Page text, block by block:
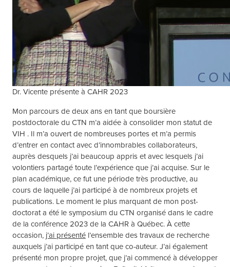
Dr. Vicente présente à CAHR 2023
Mon parcours de deux ans en tant que boursière
postdoctorale du CTN m’a aidée à consolider mon statut de
VIH . Il m’a ouvert de nombreuses portes et m’a permis
d’entrer en contact avec d’innombrables collaborateurs,
auprès desquels j’ai beaucoup appris et avec lesquels j’ai
volontiers partagé toute l’expérience que j’ai acquise. Sur le
plan académique, ce fut une période très productive, au
cours de laquelle j’ai participé à de nombreux projets et
publications. Le moment le plus marquant de mon post-
doctorat a été le symposium du CTN organisé dans le cadre
de la conférence 2023 de la CAHR à Québec. À cette
occasion, j’ai présenté l’ensemble des travaux de recherche
auxquels j’ai participé en tant que co-auteur. J’ai également
présenté mon propre projet, que j’ai commencé à développer